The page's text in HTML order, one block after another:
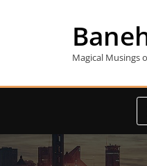
Magical Musings